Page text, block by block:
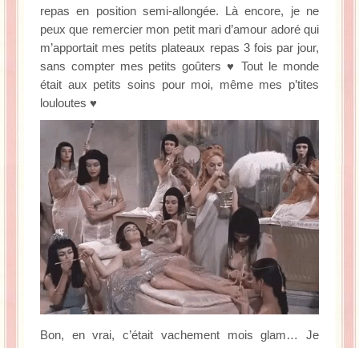
repas en position semi-allongée. Là encore, je ne
peux que remercier mon petit mari d’amour adoré qui
m’apportait mes petits plateaux repas 3 fois par jour,
sans compter mes petits goûters ♥ Tout le monde
était aux petits soins pour moi, même mes p’tites
louloutes ♥
Bon, en vrai, c’était vachement mois glam… Je